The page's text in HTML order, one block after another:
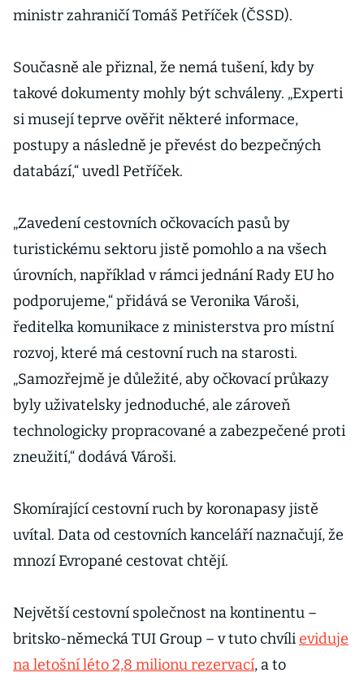
ministr zahraničí Tomáš Petříček (ČSSD).
Současně ale přiznal, že nemá tušení, kdy by
takové dokumenty mohly být schváleny. „Experti
si musejí teprve ověřit některé informace,
postupy a následně je převést do bezpečných
databází,“ uvedl Petříček.
„Zavedení cestovních očkovacích pasů by
turistickému sektoru jistě pomohlo a na všech
úrovních, například v rámci jednání Rady EU ho
podporujeme,“ přidává se Veronika Vároši,
ředitelka komunikace z ministerstva pro místní
rozvoj, které má cestovní ruch na starosti.
„Samozřejmě je důležité, aby očkovací průkazy
byly uživatelsky jednoduché, ale zároveň
technologicky propracované a zabezpečené proti
zneužití,“ dodává Vároši.
Skomírající cestovní ruch by koronapasy jistě
uvítal. Data od cestovních kanceláří naznačují, že
mnozí Evropané cestovat chtějí.
Největší cestovní společnost na kontinentu –
britsko-německá TUI Group – v tuto chvíli eviduje
na letošní léto 2,8 milionu rezervací, a to